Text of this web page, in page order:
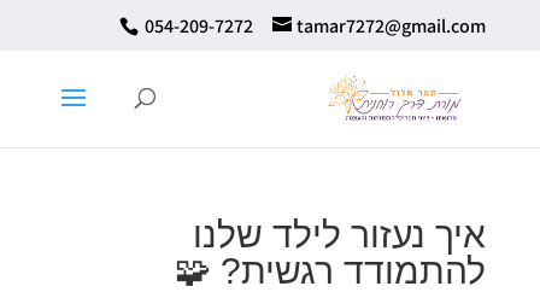
⁦ 054-209-7272⁩ tamar7272@gmail.com
איך נעזור לילד שלנו
להתמודד רגשית? 🧩